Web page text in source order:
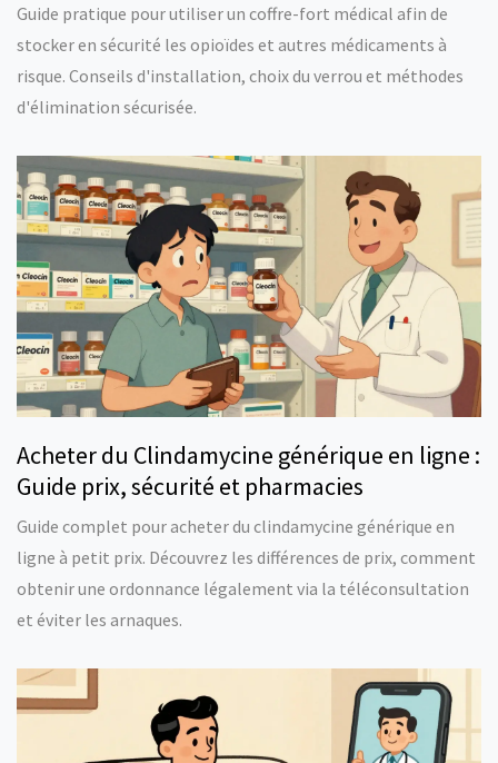
Guide pratique pour utiliser un coffre-fort médical afin de
stocker en sécurité les opioïdes et autres médicaments à
risque. Conseils d'installation, choix du verrou et méthodes
d'élimination sécurisée.
Acheter du Clindamycine générique en ligne :
Guide prix, sécurité et pharmacies
Guide complet pour acheter du clindamycine générique en
ligne à petit prix. Découvrez les différences de prix, comment
obtenir une ordonnance légalement via la téléconsultation
et éviter les arnaques.